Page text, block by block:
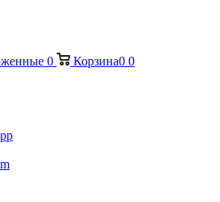
0 Корзина0 0